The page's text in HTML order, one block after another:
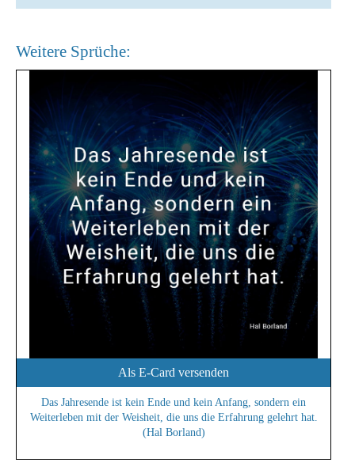
Weitere Sprüche:
Als E-Card versenden
Das Jahresende ist kein Ende und kein Anfang, sondern ein
Weiterleben mit der Weisheit, die uns die Erfahrung gelehrt hat.
(Hal Borland)